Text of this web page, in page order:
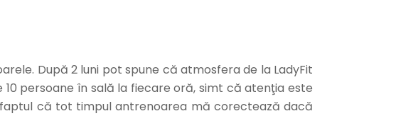
După 2 luni pot spune că atmosfera de la LadyFit
persoane în sală la fiecare oră, simt că atenţia este
că tot timpul antrenoarea mă corectează dacă